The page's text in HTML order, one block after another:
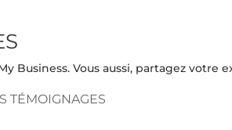
My Business. Vous aussi, partagez votre
TÉMOIGNAGES